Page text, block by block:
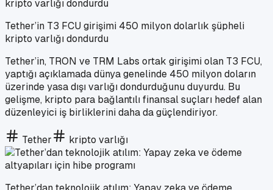
Tether’in T3 FCU girişimi 450 milyon dolarlık şüpheli
kripto varlığı dondurdu
Tether’in, TRON ve TRM Labs ortak girişimi olan T3 FCU,
yaptığı açıklamada dünya genelinde 450 milyon doların
üzerinde yasa dışı varlığı dondurduğunu duyurdu. Bu
gelişme, kripto para bağlantılı finansal suçları hedef alan
düzenleyici iş birliklerini daha da güçlendiriyor.
Tether kripto varlığı